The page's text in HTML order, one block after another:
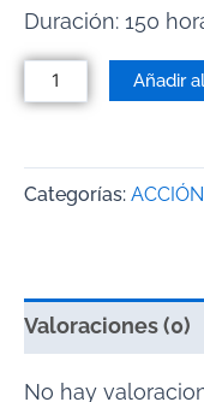
Duración: 150
Añadir
Categorías:
Valoraciones (0)
No hay